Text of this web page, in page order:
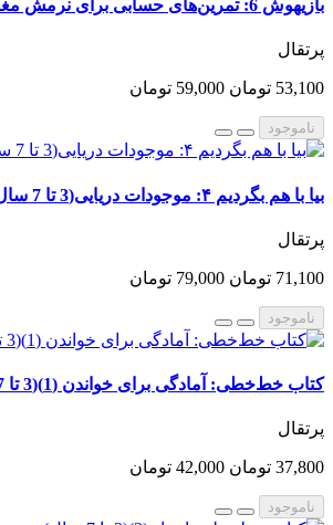
بازیهوش 6: تمرین‌های حسابی برای نرمش مغز(3 تا 7 سال)
پرتقال
53,100 تومان 59,000 تومان
ناموجود
بیا با هم بگردیم ۴: موجودات دریایی(3 تا 7 سال)
پرتقال
71,100 تومان 79,000 تومان
ناموجود
کتاب خط‌خطی: آمادگی برای خواندن (1)(3 تا 7 سال)
پرتقال
37,800 تومان 42,000 تومان
ناموجود